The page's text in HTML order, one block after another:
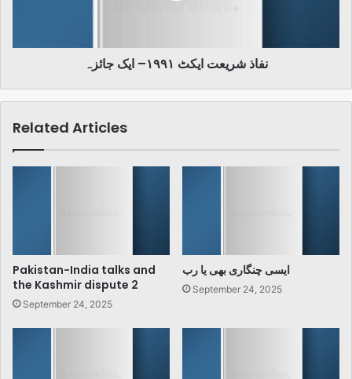
نفاذ شریعت ایکٹ ۱۹۹۱– ایک جائزہ
Related Articles
Pakistan-India talks and
the Kashmir dispute 2
September 24, 2025
ایسی چنگاری بھی یا رب
September 24, 2025